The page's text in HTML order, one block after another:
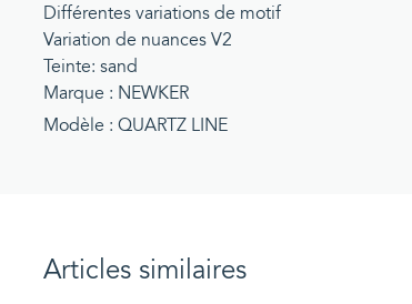
Différentes variations de motif
Variation de nuances V2
Teinte: sand
Marque : NEWKER
Modèle : QUARTZ LINE
Articles similaires